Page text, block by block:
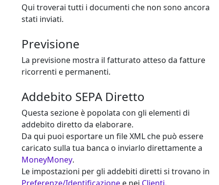
Qui troverai tutti i documenti che non sono ancora
stati inviati.
Previsione
La previsione mostra il fatturato atteso da fatture
ricorrenti e permanenti.
Addebito SEPA Diretto
Questa sezione è popolata con gli elementi di
addebito diretto da elaborare.
Da qui puoi esportare un file XML che può essere
caricato sulla tua banca o inviarlo direttamente a
MoneyMoney.
Le impostazioni per gli addebiti diretti si trovano in